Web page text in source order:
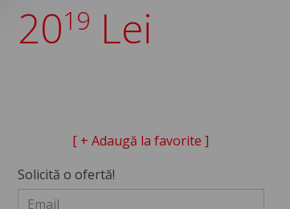
2019 Lei
[ + Adaugă la favorite ]
Solicită o ofertă!